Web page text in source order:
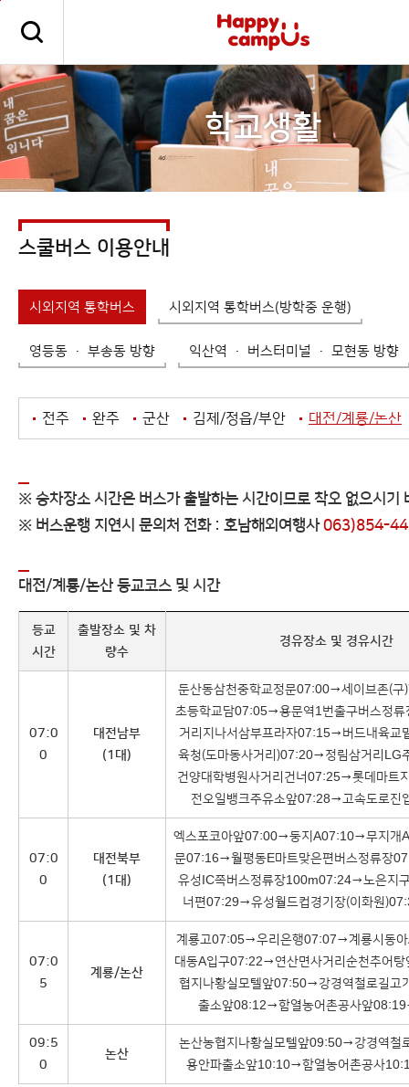
학교생활
스쿨버스 이용안내
시외지역 통학버스 시외지역 통학버스(방학중 운행)
영등동 · 부송동 방향 익산역 · 버스터미널 · 모현동 방향
전주 완주 군산 김제/정읍/부안 대전/계룡/논산
※ 승차장소 시간은 버스가 출발하는 시간이므로 착오 없으시기
※ 버스운행 지연시 문의처 전화 : 호남해외여행사063)854-
대전/계룡/논산 등교코스 및 시간
등교
시간
출발장소 및 차
량수
경유장소 및 경유시간
07:0
0
대전남부
(1대)
둔산동삼천중학교정문07:00→세이브존(구
초등학교담07:05→용문역1번출구버스정
거리지나서삼부프라자07:15→버드내육
육청(도마동사거리)07:20→정림삼거리
건양대학병원사거리건너07:25→롯데마트
전오일뱅크주유소앞07:28→고속도로
07:0
0
대전북부
(1대)
엑스포코아앞07:00→둥지A07:10→무지개
문07:16→월평동E마트맞은편버스정류장
유성IC쪽버스정류장100m07:24→노은지
너편07:29→유성월드컵경기장(이화원
07:0
5
계룡/논산
계룡고07:05→우리은행07:07→계룡시동
대동A입구07:22→연산면사거리순천추어
협지나황실모텔앞07:50→강경역철로길
출소앞08:12→함열농어촌공사앞
09:5
0
논산
논산농협지나황실모텔앞09:50→강경역
용안파출소앞10:10→함열농어촌공사